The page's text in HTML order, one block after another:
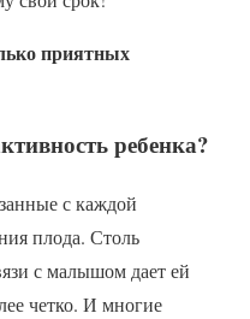
приятных
ребенка?
с каждой
плода. Столь
с малышом дает ей
четко. И многие